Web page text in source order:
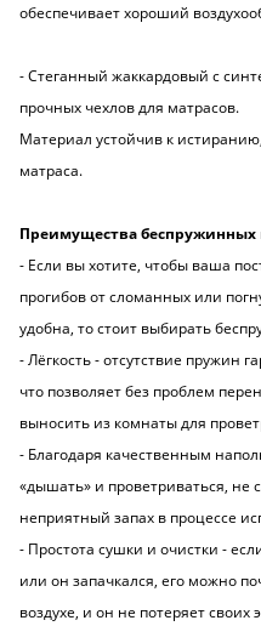
обеспечивает хороший
- Стеганный жаккардовый с
прочных чехлов для матрасов.
Материал устойчив к
матраса.
Преимущества беспружинных
- Если вы хотите, чтобы ваша
прогибов от сломанных или
удобна, то стоит выбирать
- Лёгкость - отсутствие пружин
что позволяет без проблем
выносить из комнаты для
- Благодаря качественным
«дышать» и проветриваться, не
неприятный запах в процессе
- Простота сушки и очистки -
или он запачкался, его можно
воздухе, и он не потеряет своих